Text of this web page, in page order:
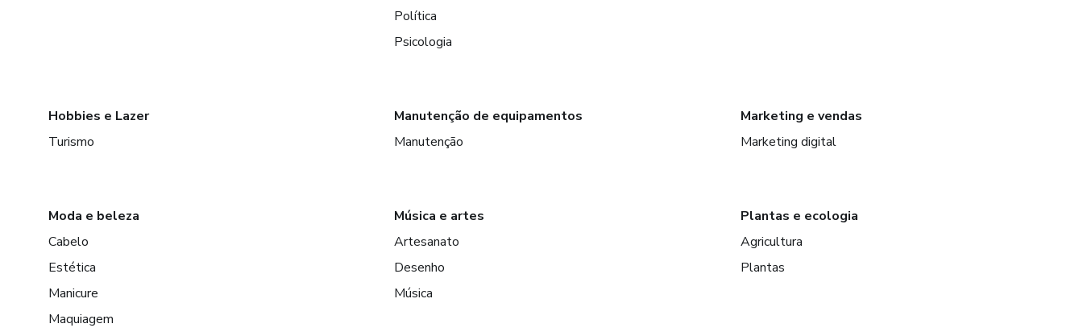
Política
Psicologia
Hobbies e Lazer
Turismo
Manutenção de equipamentos
Manutenção
Marketing e vendas
Marketing digital
Moda e beleza
Cabelo
Estética
Manicure
Maquiagem
Música e artes
Artesanato
Desenho
Música
Plantas e ecologia
Agricultura
Plantas